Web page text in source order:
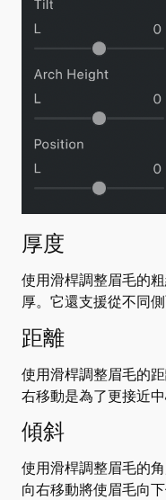
厚度
使用滑桿調整眉毛的
厚。它還支援從不同
距離
使用滑桿調整眉毛的
右移動是為了更接近
傾斜
使用滑桿調整眉毛的
向右移動將使眉毛向